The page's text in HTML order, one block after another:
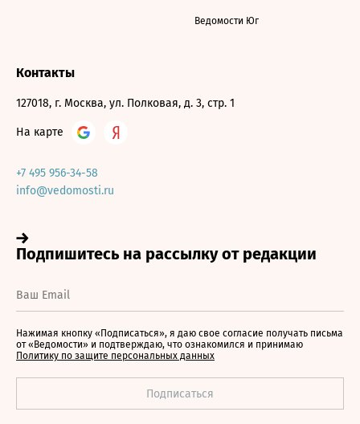
Ведомости Юг
Контакты
127018, г. Москва, ул. Полковая, д. 3, стр. 1
На карте
+7 495 956-34-58
info@vedomosti.ru
Нажимая кнопку «Подписаться», я даю свое согласие получать письма
от «Ведомости» и подтверждаю, что ознакомился и принимаю
Политику по защите персональных данных